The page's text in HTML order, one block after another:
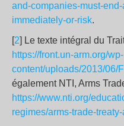
and-companies-must-
immediately-or-risk.
[2] Le texte intégral du
https://front.un-arm.org/wp-
content/uploads/2013/06/
également NTI, Arms
https://www.nti.org/
regimes/arms-trade-treaty-